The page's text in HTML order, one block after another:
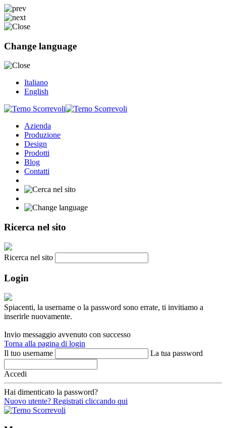
Change language
Italiano
English
Azienda
Produzione
Design
Prodotti
Blog
Contatti
Ricerca nel sito
Ricerca nel sito
Login
Spiacenti, la username o la password sono errate, ti invitiamo a
inserirle nuovamente.
Invio messaggio avvenuto con successo
Torna alla pagina di login
Il tuo username
La tua password
Accedi
Hai dimenticato la password?
Nuovo utente? Registrati cliccando qui